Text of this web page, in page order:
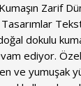
Zarif
dokulu
ediyor.
ve yumuşak